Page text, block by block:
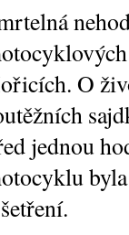
O
jednou